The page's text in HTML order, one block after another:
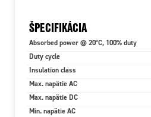
ŠPECIFIKÁCIA
Absorbed power @ 20°C, 100% duty
Duty cycle
Insulation class
Max. napätie AC
Max. napätie DC
Min. napätie AC